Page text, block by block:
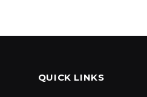
QUICK LINKS